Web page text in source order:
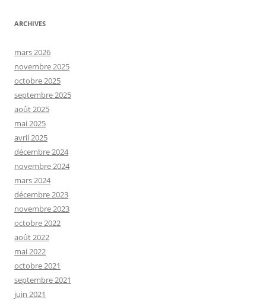
ARCHIVES
mars 2026
novembre 2025
octobre 2025
septembre 2025
août 2025
mai 2025
avril 2025
décembre 2024
novembre 2024
mars 2024
décembre 2023
novembre 2023
octobre 2022
août 2022
mai 2022
octobre 2021
septembre 2021
juin 2021